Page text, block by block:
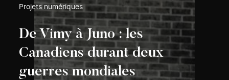
Projets numériques
De Vimy à Juno : les
Canadiens durant deux
guerres mondiales